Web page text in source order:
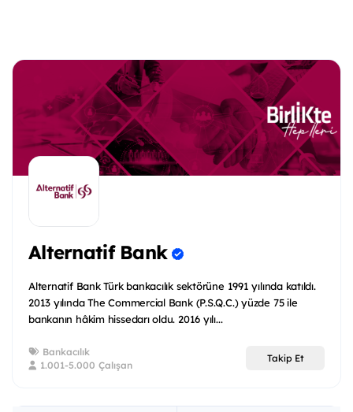
Alternatif Bank
Alternatif Bank Türk bankacılık sektörüne 1991 yılında katıldı.
2013 yılında The Commercial Bank (P.S.Q.C.) yüzde 75 ile
bankanın hâkim hissedarı oldu. 2016 yılı...
Bankacılık
1.001-5.000 Çalışan
Takip Et